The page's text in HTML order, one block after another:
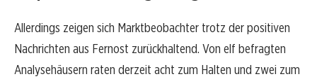
Allerdings zeigen sich Marktbeobachter trotz der positiven
Nachrichten aus Fernost zurückhaltend. Von elf befragten
Analysehäusern raten derzeit acht zum Halten und zwei zum